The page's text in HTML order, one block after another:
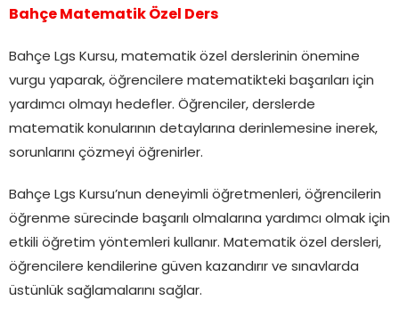
Bahçe Matematik Özel Ders
Bahçe Lgs Kursu, matematik özel derslerinin önemine
vurgu yaparak, öğrencilere matematikteki başarıları için
yardımcı olmayı hedefler. Öğrenciler, derslerde
matematik konularının detaylarına derinlemesine inerek,
sorunlarını çözmeyi öğrenirler.
Bahçe Lgs Kursu’nun deneyimli öğretmenleri, öğrencilerin
öğrenme sürecinde başarılı olmalarına yardımcı olmak için
etkili öğretim yöntemleri kullanır. Matematik özel dersleri,
öğrencilere kendilerine güven kazandırır ve sınavlarda
üstünlük sağlamalarını sağlar.